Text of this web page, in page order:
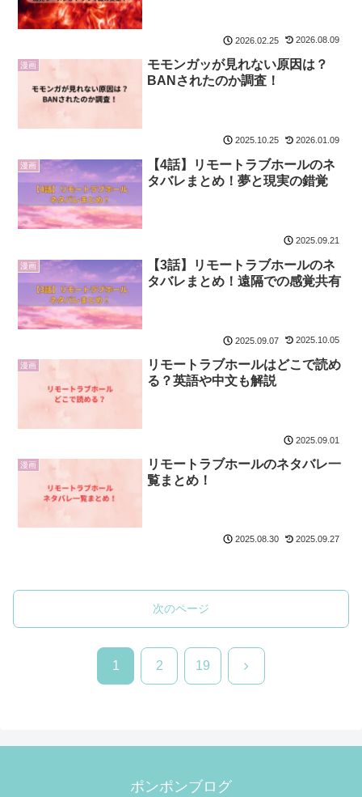
2026.02.25 2026.08.09
漫画
モモンガッが見れない原因は？
BANされたのか調査！
2025.10.25 2026.01.09
漫画
【4話】リモートラブホールのネ
タバレまとめ！夢と現実の錯覚
2025.09.21
漫画
【3話】リモートラブホールのネ
タバレまとめ！遠隔での感覚共有
2025.09.07 2025.10.05
漫画
リモートラブホールはどこで読め
る？英語や中文も解説
2025.09.01
漫画
リモートラブホールのネタバレ一
覧まとめ！
2025.08.30 2025.09.27
次のページ
1 2 19 次
ポンポンブログ